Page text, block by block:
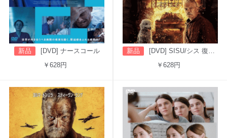
新品
[DVD] ナースコール
￥628円
新品
[DVD] SISU/シス 復讐の血闘（吹替版）
￥628円